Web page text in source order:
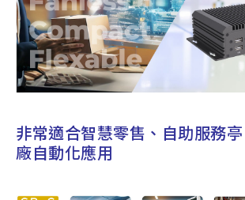
非常適合智慧零售、自助服務
廠自動化應用